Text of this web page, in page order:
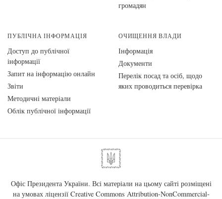
громадян
ПУБЛІЧНА ІНФОРМАЦІЯ
Доступ до публічної
інформації
Запит на інформацію онлайн
Звіти
Методичні матеріали
Облік публічної інформації
ОЧИЩЕННЯ ВЛАДИ
Інформація
Документи
Перелік посад та осіб, щодо
яких проводиться перевірка
Офіс Президента України. Всі матеріали на цьому сайті розміщені
на умовах ліцензії Creative Commons Attribution-NonCommercial-